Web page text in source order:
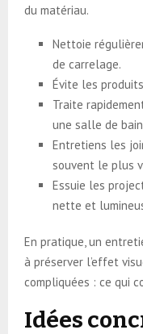
du matériau.
Nettoie
de carrelage.
Évite les
Traite
une salle de
Entretiens les
souvent le plus
Essuie les
nette et
En pratique, un
à préserver l’effet
compliquées : ce qui
Idées